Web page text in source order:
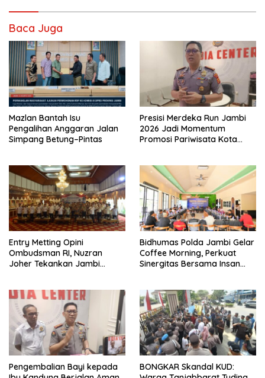
Baca Juga
Mazlan Bantah Isu
Pengalihan Anggaran Jalan
Simpang Betung–Pintas
Presisi Merdeka Run Jambi
2026 Jadi Momentum
Promosi Pariwisata Kota
Entry Metting Opini
Ombudsman RI, Nuzran
Joher Tekankan Jambi
Bidhumas Polda Jambi Gelar
Coffee Morning, Perkuat
Sinergitas Bersama Insan
Pengembalian Bayi kepada
BONGKAR Skandal KUD: